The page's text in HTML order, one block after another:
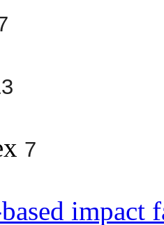
7
impact